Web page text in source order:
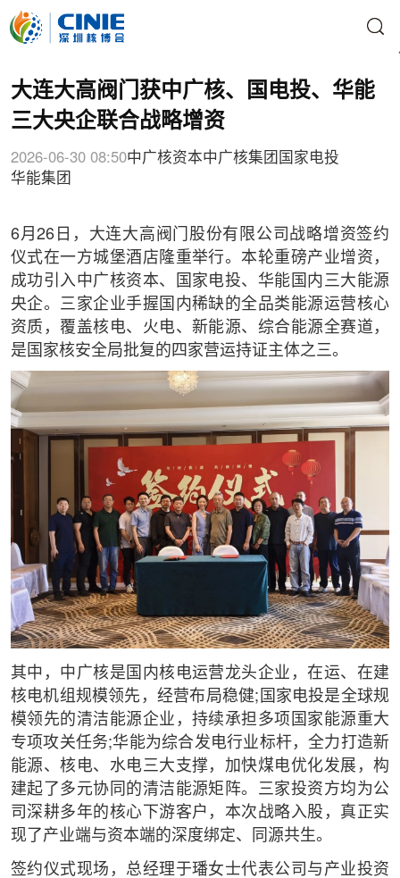
大连大高阀门获中广核、国电投、华能
三大央企联合战略增资
2026-06-30 08:50中广核资本中广核集团 国家电投
华能集团
6月26日，大连大高阀门股份有限公司战略增资签约
仪式在一方城堡酒店隆重举行。本轮重磅产业增资，
成功引入中广核资本、国家电投、华能国内三大能源
央企。三家企业手握国内稀缺的全品类能源运营核心
资质，覆盖核电、火电、新能源、综合能源全赛道，
是国家核安全局批复的四家营运持证主体之三。
其中，中广核是国内核电运营龙头企业，在运、在建
核电机组规模领先，经营布局稳健;国家电投是全球规
模领先的清洁能源企业，持续承担多项国家能源重大
专项攻关任务;华能为综合发电行业标杆，全力打造新
能源、核电、水电三大支撑，加快煤电优化发展，构
建起了多元协同的清洁能源矩阵。三家投资方均为公
司深耕多年的核心下游客户，本次战略入股，真正实
现了产业端与资本端的深度绑定、同源共生。
签约仪式现场，总经理于璠女士代表公司与产业投资